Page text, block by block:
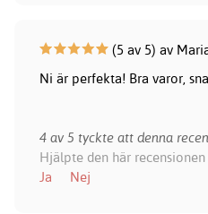
(5 av 5) av
Ni är perfekta! Bra varor,
4 av 5 tyckte att denna
Hjälpte den här recensionen
Ja
Nej